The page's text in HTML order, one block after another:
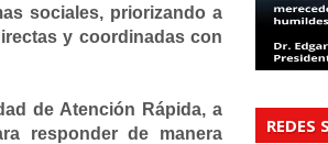
sociales, priorizando a
y coordinadas con
de Atención Rápida, a
responder de manera
REDES